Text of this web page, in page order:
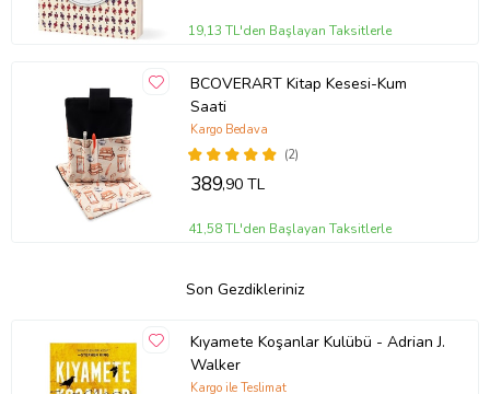
19,13 TL'den Başlayan Taksitlerle
BCOVERART Kitap Kesesi-Kum
Saati
(2)
Kargo Bedava
389,90 TL
41,58 TL'den Başlayan Taksitlerle
Son Gezdikleriniz
Kıyamete Koşanlar Kulübü - Adrian J.
Walker
Kargo ile Teslimat